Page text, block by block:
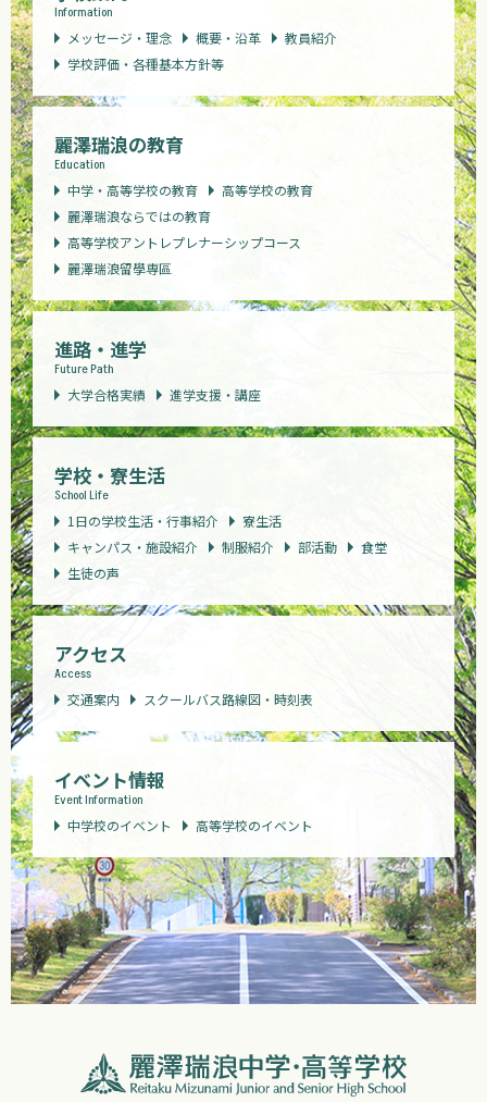
Information
メッセージ・理念
概要・沿革
教員紹介
学校評価・各種基本方針等
麗澤瑞浪の教育
Education
中学・高等学校の教育
高等学校の教育
麗澤瑞浪ならではの教育
高等学校アントレプレナーシップコース
麗澤瑞浪留學専區
進路・進学
Future Path
大学合格実績
進学支援・講座
学校・寮生活
School Life
1日の学校生活・行事紹介
寮生活
キャンパス・施設紹介
制服紹介 部活動
食堂
生徒の声
アクセス
Access
交通案内
スクールバス路線図・時刻表
イベント情報
Event Information
中学校のイベント
高等学校のイベント